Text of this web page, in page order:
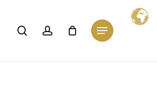
searchaccount Menu
Close